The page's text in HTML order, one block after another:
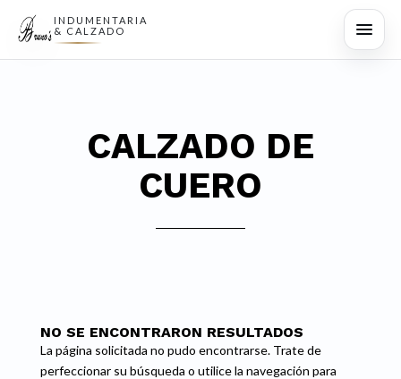
INDUMENTARIA
& CALZADO
CALZADO DE
CUERO
NO SE ENCONTRARON RESULTADOS
La página solicitada no pudo encontrarse. Trate de
perfeccionar su búsqueda o utilice la navegación para